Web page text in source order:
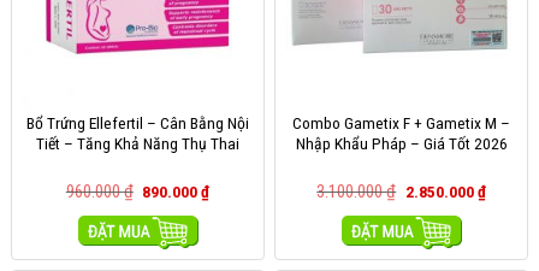
Bổ Trứng Ellefertil – Cân Bằng Nội
Tiết – Tăng Khả Năng Thụ Thai
960.000₫ 890.000₫
MUA HÀNG
Combo Gametix F + Gametix M –
Nhập Khẩu Pháp – Giá Tốt 2026
3.100.000₫ 2.850.000₫
MUA HÀNG